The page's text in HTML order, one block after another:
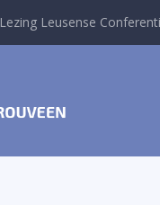
Lezing Leusense